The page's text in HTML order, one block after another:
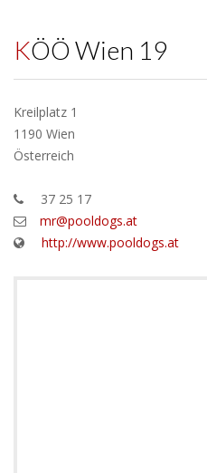
KÖÖ Wien 19
Kreilplatz 1
1190 Wien
Österreich
37 25 17
mr@pooldogs.at
http://www.pooldogs.at